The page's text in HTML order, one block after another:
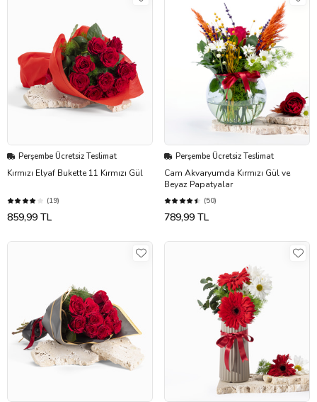
Perşembe Ücretsiz Teslimat
Kırmızı Elyaf Bukette 11 Kırmızı Gül
(19)
859,99 TL
Perşembe Ücretsiz Teslimat
Cam Akvaryumda Kırmızı Gül ve
Beyaz Papatyalar
(50)
789,99 TL